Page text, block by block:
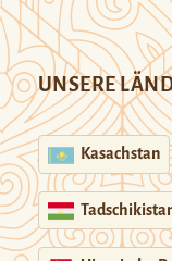
UNSERE
Kasachstan